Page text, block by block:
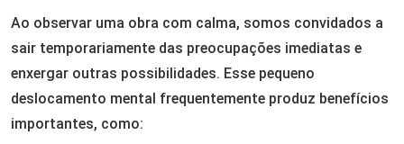
Ao observar uma obra com calma, somos convidados a
sair temporariamente das preocupações imediatas e
enxergar outras possibilidades. Esse pequeno
deslocamento mental frequentemente produz benefícios
importantes, como: